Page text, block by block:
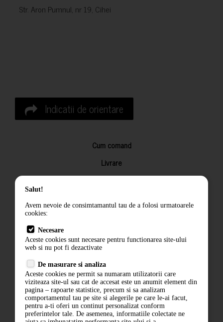
Str. Aron Pumnul, nr 19, Cihei
Indicatii de orientare
Cum comand
Livrare
Returnarea produselor
Termeni si conditii
Politica de confidentialitate
ANPC
Salut!
Avem nevoie de consimtamantul tau de a folosi urmatoarele
cookies:
Necesare
Aceste cookies sunt necesare pentru functionarea site-ului
web si nu pot fi dezactivate
De masurare si analiza
Aceste cookies ne permit sa numaram utilizatorii care
viziteaza site-ul sau cat de accesat este un anumit element din
pagina – rapoarte statistice, precum si sa analizam
comportamentul tau pe site si alegerile pe care le-ai facut,
pentru a-ti oferi un continut personalizat conform
preferintelor tale. De asemenea, informatiile colectate ne